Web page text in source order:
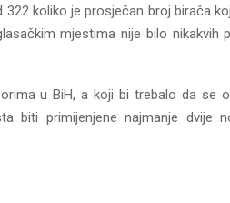
koliko je prosječan broj birača
mjestima nije bilo nikakvih
u BiH, a koji bi trebalo da se
biti primijenjene najmanje dvije